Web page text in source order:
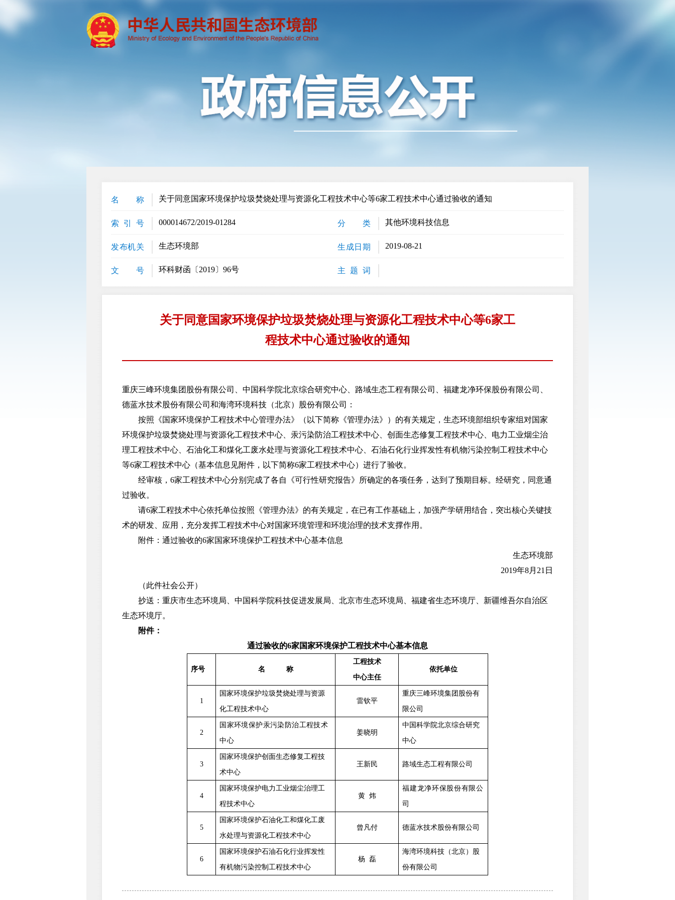
名 称 关于同意国家环境保护垃圾焚烧处理与资源化工程技术中心等6家工程技术中心通过验收的通知
索 引 号 000014672/2019-01284 分 类 其他环境科技信息
发布机关 生态环境部 生成日期 2019-08-21
文 号 环科财函〔2019〕96号 主 题 词
关于同意国家环境保护垃圾焚烧处理与资源化工程技术中心等6家工
程技术中心通过验收的通知
重庆三峰环境集团股份有限公司、中国科学院北京综合研究中心、路域生态工程有限公司、福建龙净环保股份有限公司、
德蓝水技术股份有限公司和海湾环境科技（北京）股份有限公司：
按照《国家环境保护工程技术中心管理办法》（以下简称《管理办法》）的有关规定，生态环境部组织专家组对国家
环境保护垃圾焚烧处理与资源化工程技术中心、汞污染防治工程技术中心、创面生态修复工程技术中心、电力工业烟尘治
理工程技术中心、石油化工和煤化工废水处理与资源化工程技术中心、石油石化行业挥发性有机物污染控制工程技术中心
等6家工程技术中心（基本信息见附件，以下简称6家工程技术中心）进行了验收。
经审核，6家工程技术中心分别完成了各自《可行性研究报告》所确定的各项任务，达到了预期目标。经研究，同意通
过验收。
请6家工程技术中心依托单位按照《管理办法》的有关规定，在已有工作基础上，加强产学研用结合，突出核心关键技
术的研发、应用，充分发挥工程技术中心对国家环境管理和环境治理的技术支撑作用。
附件：通过验收的6家国家环境保护工程技术中心基本信息
生态环境部
2019年8月21日
（此件社会公开）
抄送：重庆市生态环境局、中国科学院科技促进发展局、北京市生态环境局、福建省生态环境厅、新疆维吾尔自治区
生态环境厅。
附件：
通过验收的6家国家环境保护工程技术中心基本信息
序号 名 称
工程技术
中心主任
依托单位
1
国家环境保护垃圾焚烧处理与资源
化工程技术中心
雷钦平
重庆三峰环境集团股份有
限公司
2
国家环境保护汞污染防治工程技术
中心
姜晓明
中国科学院北京综合研究
中心
3
国家环境保护创面生态修复工程技
术中心
王新民 路域生态工程有限公司
4
国家环境保护电力工业烟尘治理工
程技术中心
黄 炜
福建龙净环保股份有限公
司
5
国家环境保护石油化工和煤化工废
水处理与资源化工程技术中心
曾凡付 德蓝水技术股份有限公司
6
国家环境保护石油石化行业挥发性
有机物污染控制工程技术中心
杨 磊
海湾环境科技（北京）股
份有限公司